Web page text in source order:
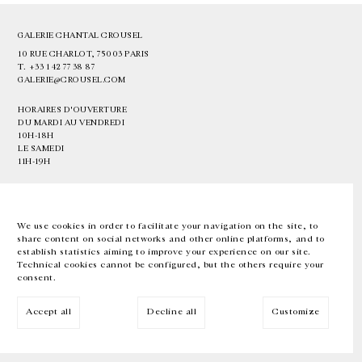
We use cookies in order to facilitate your navigation on the site, to
share content on social networks and other online platforms, and to
establish statistics aiming to improve your experience on our site.
Technical cookies cannot be configured, but the others require your
consent.
Accept all Decline all Customize
GALERIE CHANTAL CROUSEL
10 RUE CHARLOT, 75003 PARIS
T. +33 1 42 77 38 87
GALERIE@CROUSEL.COM
HORAIRES D'OUVERTURE
DU MARDI AU VENDREDI
10H-18H
LE SAMEDI
11H-19H
EN FR 中文 Facebook Instagram
Inscrivez-vous à notre newsletter